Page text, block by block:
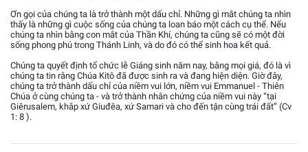
Ơn gọi của chúng ta là trở thành một dấu chỉ. Những gì mắt chúng ta nhìn
thấy là những gì cuộc sống của chúng ta loan báo một cách cụ thể. Nếu
chúng ta nhìn bằng con mắt của Thần Khí, chúng ta cũng sẽ có một đời
sống phong phú trong Thánh Linh, và do đó có thể sinh hoa kết quả.
Chúng ta quyết định tổ chức lễ Giáng sinh năm nay, bằng mọi giá, đó là vì
chúng ta tin rằng Chúa Kitô đã được sinh ra và đang hiện diện. Giờ đây,
chúng ta trở thành dấu chỉ của niềm vui lớn, niềm vui Emmanuel - Thiên
Chúa ở cùng chúng ta - và trở thành nhân chứng của niềm vui này “tại
Giêrusalem, khắp xứ Giuđêa, xứ Samari và cho đến tận cùng trái đất” (Cv
1: 8 ).